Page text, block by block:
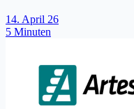
14. April 26
5 Minuten